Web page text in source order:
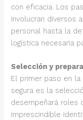
con eficacia. Los
involucran diversos
personal hasta la
logística necesaria
Selección y
El primer paso en
segura es la
desempeñará roles
imprescindible